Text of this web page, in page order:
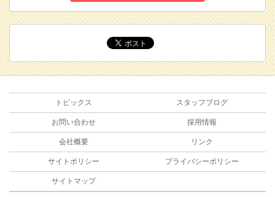
トピックス スタッフブログ
お問い合わせ 採用情報
会社概要 リンク
サイトポリシー プライバシーポリシー
サイトマップ